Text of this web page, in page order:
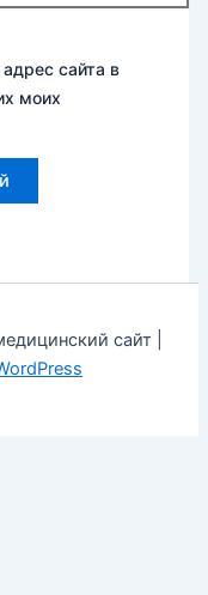
сайта в
моих
сайт |